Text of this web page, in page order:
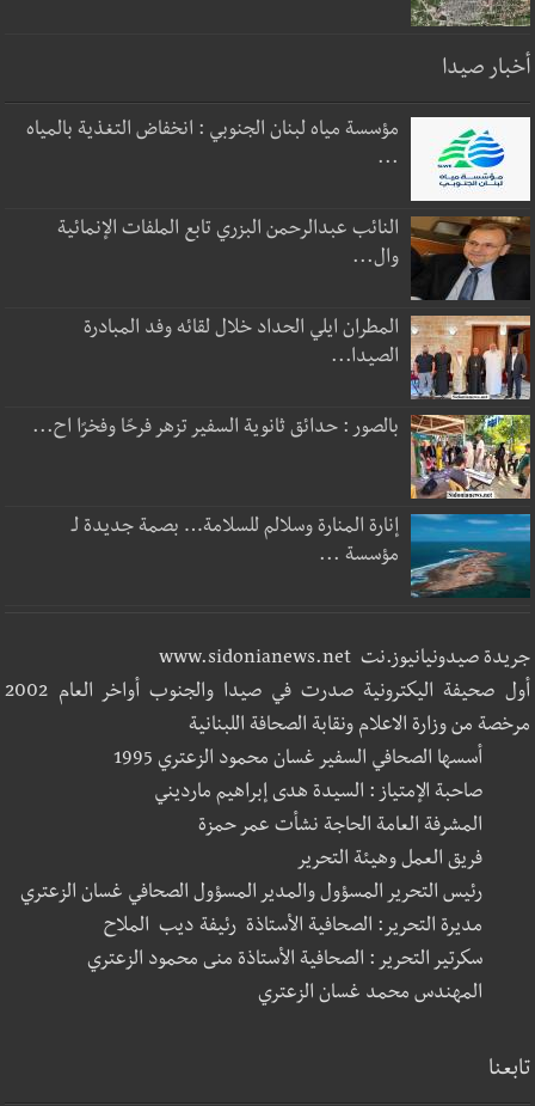
أخبار صيدا
مؤسسة مياه لبنان الجنوبي : انخفاض التغذية بالمياه
...
النائب عبدالرحمن البزري تابع الملفات الإنمائية
وال...
المطران ايلي الحداد خلال لقائه وفد المبادرة
الصيدا...
بالصور : حدائق ثانوية السفير تزهر فرحًا وفخرًا اح...
إنارة المنارة وسلالم للسلامة… بصمة جديدة لـ
مؤسسة ...
جريدة صيدونيانيوز.نت www.sidonianews.net
أول صحيفة اليكترونية صدرت في صيدا والجنوب أواخر العام 2002
مرخصة من وزارة الاعلام ونقابة الصحافة اللبنانية
أسسها الصحافي السفير غسان محمود الزعتري 1995
صاحبة الإمتياز : السيدة هدى إبراهيم مارديني
المشرفة العامة الحاجة نشأت عمر حمزة
فريق العمل وهيئة التحرير
رئيس التحرير المسؤول والمدير المسؤول الصحافي غسان الزعتري
مديرة التحرير: الصحافية الأستاذة رئيفة ديب الملاح
سكرتير التحرير : الصحافية الأستاذة منى محمود الزعتري
المهندس محمد غسان الزعتري
تابعنا